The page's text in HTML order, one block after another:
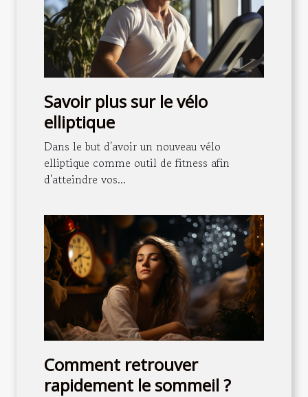
Savoir plus sur le vélo
elliptique
Dans le but d'avoir un nouveau vélo
elliptique comme outil de fitness afin
d'atteindre vos...
Comment retrouver
rapidement le sommeil ?